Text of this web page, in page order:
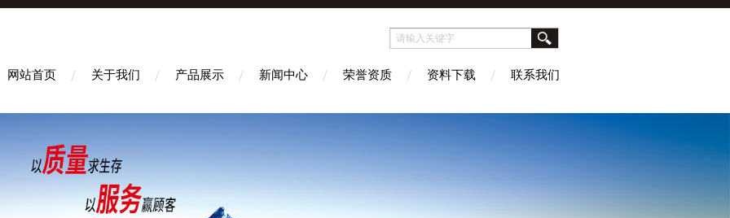
网站首页 关于我们 产品展示 新闻中心 荣誉资质 资料下载 联系我们